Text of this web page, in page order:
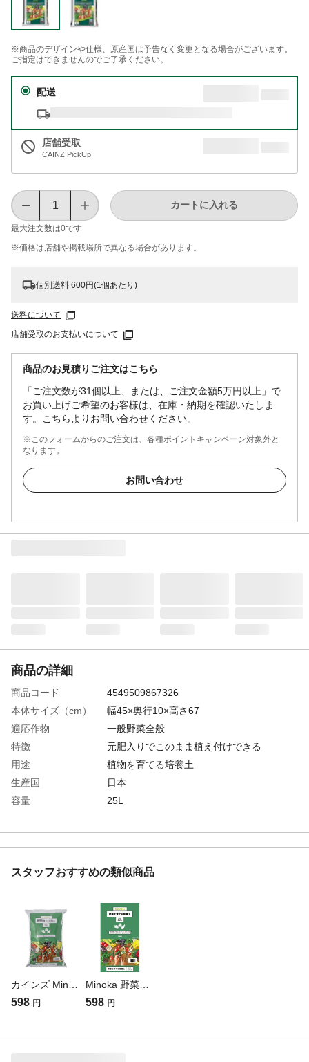
※商品のデザインや仕様、原産国は予告なく変更となる場合がございます。
ご指定はできませんのでご了承ください。
配送
店舗受取
CAINZ PickUp
最大注文数は0です
カートに入れる
※価格は​店舗や​掲載場所で​異なる​場合が​あります。
個別送料 600円(1個あたり)
送料について
店舗受取のお支払いについて
商品のお見積りご注文はこちら
「ご注文数が31個以上、または、ご注文金額5万円以上」で
お買い上げご希望のお客様は、在庫・納期を確認いたしま
す。こちらよりお問い合わせください。
※このフォームからのご注文は、各種ポイントキャンペーン対象外と
なります。
お問い合わせ
商品の詳細
商品コード
4549509867326
本体サイズ（cm）
幅45×奥行10×高さ67
適応作物
一般野菜全般
特徴
元肥入りでこのまま植え付けできる
用途
植物を育てる培養土
生産国
日本
容量
25L
玉土・ピートモス・バーミキュライト・パ
ーライト・軽石・黒玉土
ヤシガラ繊維・バーク堆肥・鹿沼土・ 赤
玉土・ピートモス・バーミキュライト・パ
原産国
日本・インドネシア・スリランカ・中国・
リトアニア
6.5±1.0
肥料配合の有無
有
スタッフおすすめの類似商品
598 円 598 円